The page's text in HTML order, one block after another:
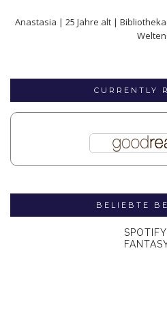
Anastasia | 25 Jahre alt |
Welten!
CURRENTLY
BELIEBTE